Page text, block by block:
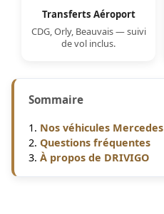
Transferts Aéroport
CDG, Orly, Beauvais — suivi
de vol inclus.
Sommaire
Nos véhicules Mercedes
Questions fréquentes
À propos de DRIVIGO